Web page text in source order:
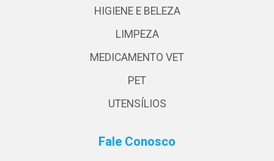
HIGIENE E BELEZA
LIMPEZA
MEDICAMENTO VET
PET
UTENSÍLIOS
Fale Conosco